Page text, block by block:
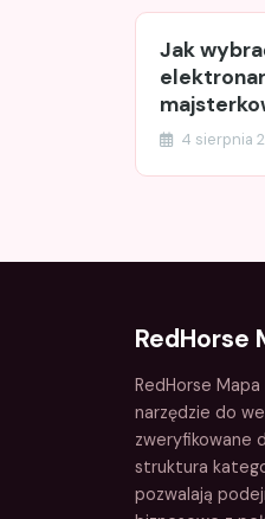
Jak
4 sierpnia
RedHorse
RedHorse
narzędzie do
zweryfikowane
struktura
pozwalają